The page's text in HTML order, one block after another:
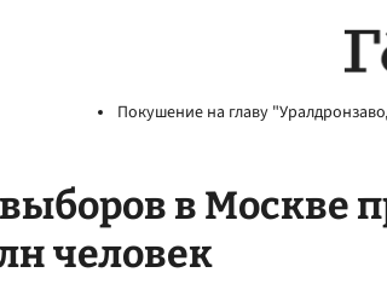
Покушение на главу
в Москве
человек